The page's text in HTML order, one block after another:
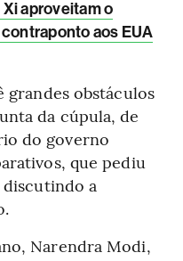
aproveitam o
aos EUA
grandes obstáculos
da cúpula, de
do governo
que pediu
a
Narendra Modi,